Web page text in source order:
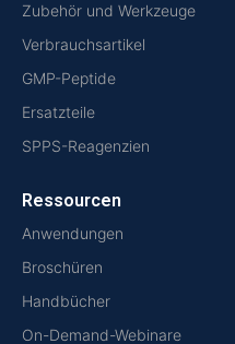
Zubehör und Werkzeuge
Verbrauchsartikel
GMP-Peptide
Ersatzteile
SPPS-Reagenzien
Ressourcen
Anwendungen
Broschüren
Handbücher
On-Demand-Webinare